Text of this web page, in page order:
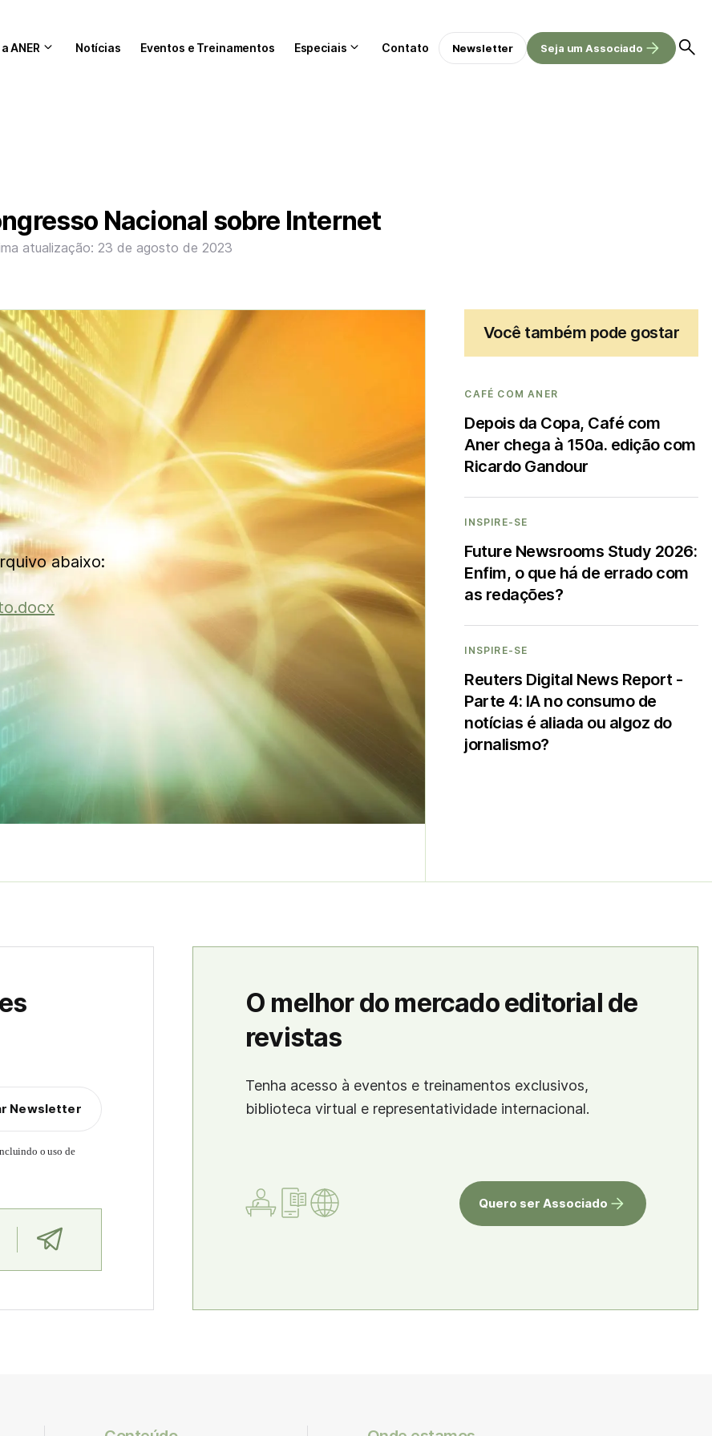
ANER Notícias Eventos e Treinamentos Especiais Contato Newsletter Seja um Associado
Nacional sobre Internet
atualização: 23 de agosto de 2023
abaixo:
Você também pode gostar
CAFÉ COM ANER
Depois da Copa, Café com
Aner chega à 150a. edição com
Ricardo Gandour
INSPIRE-SE
Future Newsrooms Study 2026:
Enfim, o que há de errado com
as redações?
INSPIRE-SE
Reuters Digital News Report -
Parte 4: IA no consumo de
notícias é aliada ou algoz do
jornalismo?
Newsletter
o uso de
O melhor do mercado editorial de
revistas
Tenha acesso à eventos e treinamentos exclusivos,
biblioteca virtual e representatividade internacional.
Quero ser Associado